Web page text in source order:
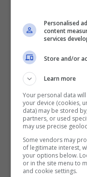
tempo.
Quella puntata
piega diversa
il pubblico
è accesa
Gerry ha
rivolgendosi a
troppo perfetto. “
Personalised
content
services
Store and/or
Learn more
Your personal data
your device (cookies,
data) may be stored
partners, or used
may use precise
Some vendors may
of legitimate interest,
your options below.
or in the site menu to
and cookie settings.